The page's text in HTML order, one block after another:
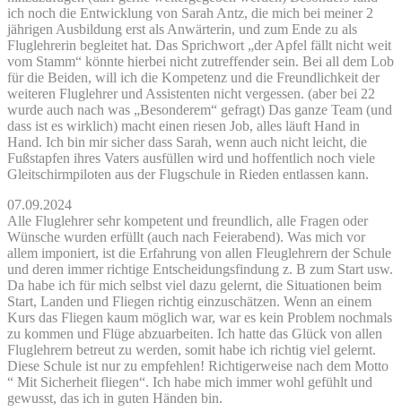
ich noch die Entwicklung von Sarah Antz, die mich bei meiner 2
jährigen Ausbildung erst als Anwärterin, und zum Ende zu als
Fluglehrerin begleitet hat. Das Sprichwort „der Apfel fällt nicht weit
vom Stamm“ könnte hierbei nicht zutreffender sein. Bei all dem Lob
für die Beiden, will ich die Kompetenz und die Freundlichkeit der
weiteren Fluglehrer und Assistenten nicht vergessen. (aber bei 22
wurde auch nach was „Besonderem“ gefragt) Das ganze Team (und
dass ist es wirklich) macht einen riesen Job, alles läuft Hand in
Hand. Ich bin mir sicher dass Sarah, wenn auch nicht leicht, die
Fußstapfen ihres Vaters ausfüllen wird und hoffentlich noch viele
Gleitschirmpiloten aus der Flugschule in Rieden entlassen kann.
07.09.2024
Alle Fluglehrer sehr kompetent und freundlich, alle Fragen oder
Wünsche wurden erfüllt (auch nach Feierabend). Was mich vor
allem imponiert, ist die Erfahrung von allen Fleuglehrern der Schule
und deren immer richtige Entscheidungsfindung z. B zum Start usw.
Da habe ich für mich selbst viel dazu gelernt, die Situationen beim
Start, Landen und Fliegen richtig einzuschätzen. Wenn an einem
Kurs das Fliegen kaum möglich war, war es kein Problem nochmals
zu kommen und Flüge abzuarbeiten. Ich hatte das Glück von allen
Fluglehrern betreut zu werden, somit habe ich richtig viel gelernt.
Diese Schule ist nur zu empfehlen! Richtigerweise nach dem Motto
“ Mit Sicherheit fliegen“. Ich habe mich immer wohl gefühlt und
gewusst, das ich in guten Händen bin.